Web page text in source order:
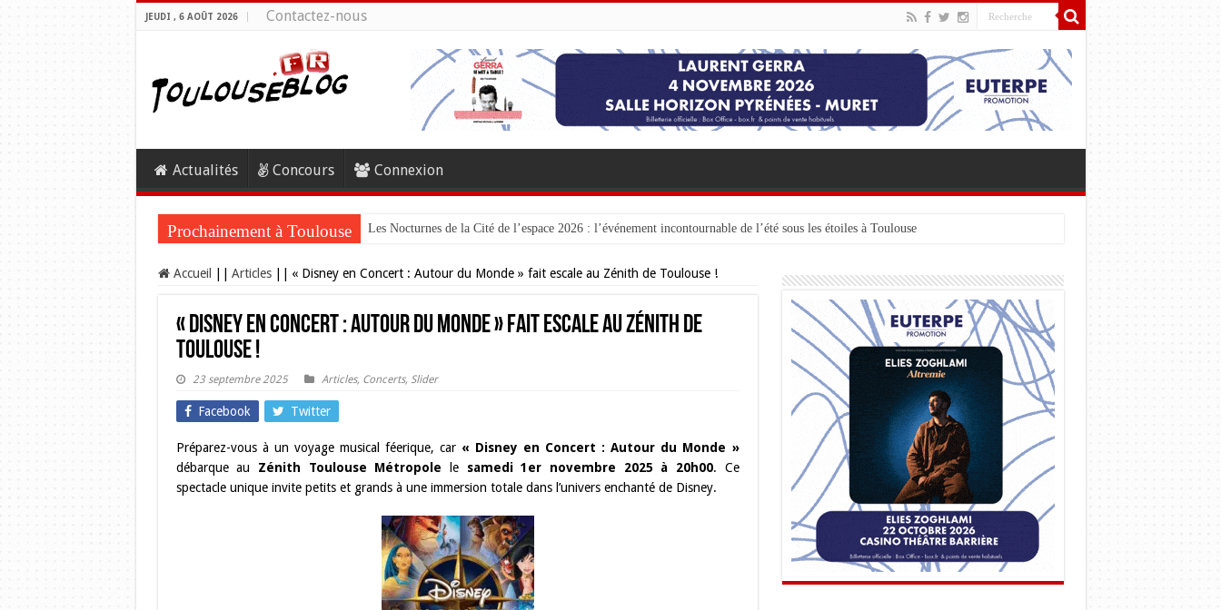
JEUDI , 6 AOÛT 2026 Contactez-nous
Actualités Concours Connexion
Prochainement à Toulouse Les Nocturnes de la Cité de l’espace 2026 : l’événement incontournable de l’été sous les étoiles à Toulouse
Accueil Articles « Disney en Concert : Autour du Monde » fait escale au Zénith de Toulouse !
« Disney en Concert : Autour du Monde » fait escale au Zénith de
Toulouse !
23 septembre 2025 Articles, Concerts, Slider
Facebook Twitter
Préparez-vous à un voyage musical féerique, car « Disney en Concert : Autour du Monde »
débarque au Zénith Toulouse Métropole le samedi 1er novembre 2025 à 20h00. Ce
spectacle unique invite petits et grands à une immersion totale dans l’univers enchanté de Disney.